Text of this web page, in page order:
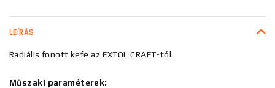
LEÍRÁS
Radiális fonott kefe az EXTOL CRAFT-tól.
Műszaki paraméterek: